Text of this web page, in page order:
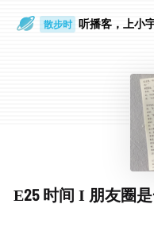
散步时 听播客，上小
E25 时间 I 朋友圈